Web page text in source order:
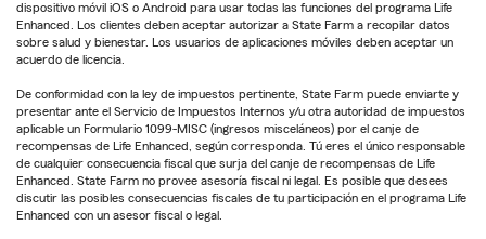
dispositivo móvil iOS o Android para usar todas las funciones del programa Life
Enhanced. Los clientes deben aceptar autorizar a State Farm a recopilar datos
sobre salud y bienestar. Los usuarios de aplicaciones móviles deben aceptar un
acuerdo de licencia.
De conformidad con la ley de impuestos pertinente, State Farm puede enviarte y
presentar ante el Servicio de Impuestos Internos y/u otra autoridad de impuestos
aplicable un Formulario 1099-MISC (ingresos misceláneos) por el canje de
recompensas de Life Enhanced, según corresponda. Tú eres el único responsable
de cualquier consecuencia fiscal que surja del canje de recompensas de Life
Enhanced. State Farm no provee asesoría fiscal ni legal. Es posible que desees
discutir las posibles consecuencias fiscales de tu participación en el programa Life
Enhanced con un asesor fiscal o legal.